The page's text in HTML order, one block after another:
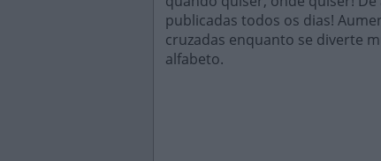
publicadas todos os dias!
cruzadas enquanto se diverte
alfabeto.